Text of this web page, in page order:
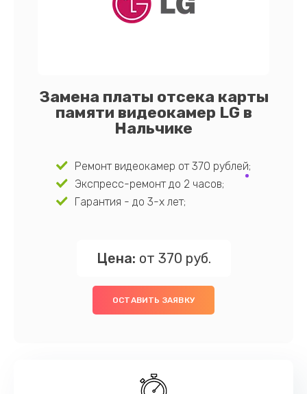
Замена платы отсека карты
памяти видеокамер LG в
Нальчике
Ремонт видеокамер от 370 рублей;
Экспресс-ремонт до 2 часов;
Гарантия - до 3-х лет;
Цена: от 370 руб.
ОСТАВИТЬ ЗАЯВКУ